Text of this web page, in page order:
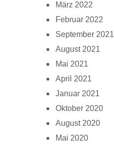
März 2022
Februar 2022
September 2021
August 2021
Mai 2021
April 2021
Januar 2021
Oktober 2020
August 2020
Mai 2020